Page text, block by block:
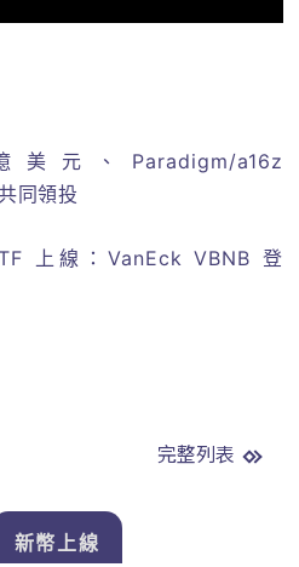
元、Paradigm/a16z
同領投
上線：VanEck VBNB 登
完整列表
新幣上線